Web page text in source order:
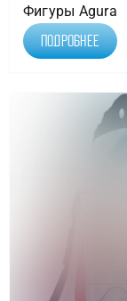
Фигуры Agura
Подробнее